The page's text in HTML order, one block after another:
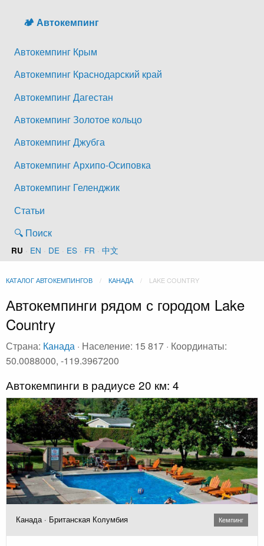
🏕️ Автокемпинг
Автокемпинг Крым
Автокемпинг Краснодарский край
Автокемпинг Дагестан
Автокемпинг Золотое кольцо
Автокемпинг Джубга
Автокемпинг Архипо-Осиповка
Автокемпинг Геленджик
Статьи
🔍 Поиск
RU · EN · DE · ES · FR · 中文
КАТАЛОГ АВТОКЕМПИНГОВ КАНАДА LAKE COUNTRY
Автокемпинги рядом с городом Lake
Country
Страна: Канада · Население: 15 817 · Координаты:
50.0088000, -119.3967200
Автокемпинги в радиусе 20 км: 4
Канада · Британская Колумбия Кемпинг